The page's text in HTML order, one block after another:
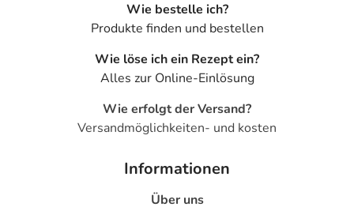
Wie bestelle ich?
Produkte finden und bestellen
Wie löse ich ein Rezept ein?
Alles zur Online-Einlösung
Wie erfolgt der Versand?
Versandmöglichkeiten- und kosten
Informationen
Über uns